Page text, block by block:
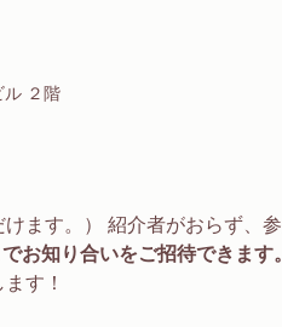
ル ２階
ます。） 紹介者がおらず、
お知り合いをご招待できます。
す！